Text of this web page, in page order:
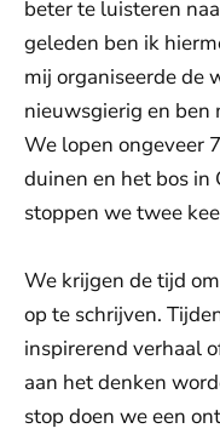
beter te luisteren
geleden ben ik
mij organiseerde de
nieuwsgierig en ben
We lopen ongeveer
duinen en het bos in
stoppen we twee
We krijgen de tijd
op te schrijven.
inspirerend verhaal
aan het denken
stop doen we een